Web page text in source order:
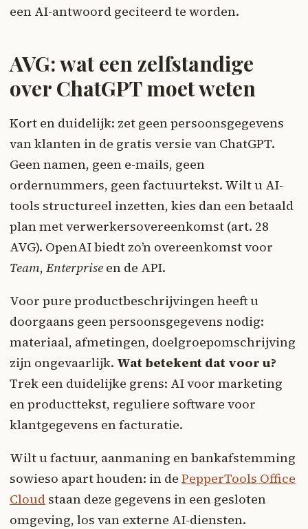
een AI-antwoord geciteerd te worden.
AVG: wat een zelfstandige
over ChatGPT moet weten
Kort en duidelijk: zet geen persoonsgegevens
van klanten in de gratis versie van ChatGPT.
Geen namen, geen e-mails, geen
ordernummers, geen factuurtekst. Wilt u AI-
tools structureel inzetten, kies dan een betaald
plan met verwerkersovereenkomst (art. 28
AVG). OpenAI biedt zo’n overeenkomst voor
Team, Enterprise en de API.
Voor pure productbeschrijvingen heeft u
doorgaans geen persoonsgegevens nodig:
materiaal, afmetingen, doelgroepomschrijving
zijn ongevaarlijk. Wat betekent dat voor u?
Trek een duidelijke grens: AI voor marketing
en producttekst, reguliere software voor
klantgegevens en facturatie.
Wilt u factuur, aanmaning en bankafstemming
sowieso apart houden: in de PepperTools Office
Cloud staan deze gegevens in een gesloten
omgeving, los van externe AI-diensten.